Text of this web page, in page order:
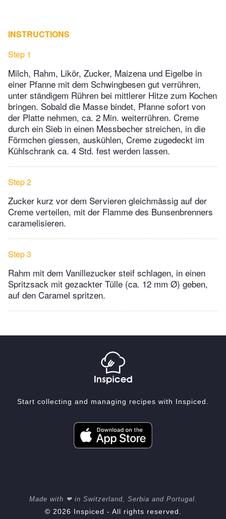
INSTRUCTIONS
Step 1
Milch, Rahm, Likör, Zucker, Maizena und Eigelbe in
einer Pfanne mit dem Schwingbesen gut verrühren,
unter ständigem Rühren bei mittlerer Hitze zum Kochen
bringen. Sobald die Masse bindet, Pfanne sofort von
der Platte nehmen, ca. 2 Min. weiterrühren. Creme
durch ein Sieb in einen Messbecher streichen, in die
Förmchen giessen, auskühlen, Creme zugedeckt im
Kühlschrank ca. 4 Std. fest werden lassen.
Step 2
Zucker kurz vor dem Servieren gleichmässig auf der
Creme verteilen, mit der Flamme des Bunsenbrenners
caramelisieren.
Step 3
Rahm mit dem Vanillezucker steif schlagen, in einen
Spritzsack mit gezackter Tülle (ca. 12 mm Ø) geben,
auf den Caramel spritzen.
Start collecting and managing recipes with Inspiced.
Made with ❤ in Switzerland, Serbia and Portugal.
© 2026 Inspiced - All rights reserved.